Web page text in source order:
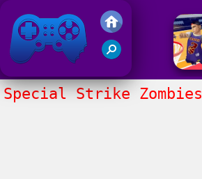
Juegos Friv 2020
Special Strike Zombies